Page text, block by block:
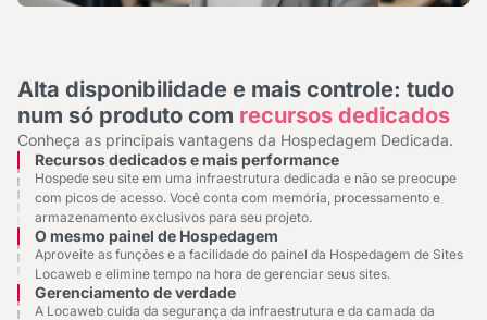
Alta disponibilidade e mais controle: tudo
num só produto com recursos dedicados
Conheça as principais vantagens da Hospedagem Dedicada.
Recursos dedicados e mais performance
Hospede seu site em uma infraestrutura dedicada e não se preocupe
com picos de acesso. Você conta com memória, processamento e
armazenamento exclusivos para seu projeto.
O mesmo painel de Hospedagem
Aproveite as funções e a facilidade do painel da Hospedagem de Sites
Locaweb e elimine tempo na hora de gerenciar seus sites.
Gerenciamento de verdade
A Locaweb cuida da segurança da infraestrutura e da camada da